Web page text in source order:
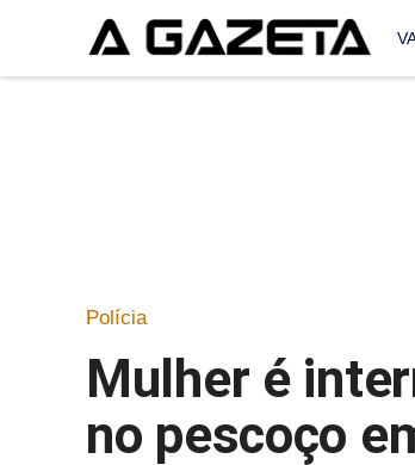
Polícia
Mulher é
no pescoço